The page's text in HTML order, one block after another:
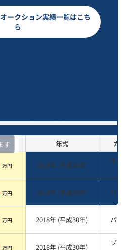
ークション実績一覧はこち
ら
す
績 年式 カラ
万円 2018年 (平成30年)
ホワ
万円 2018年 (平成30年) パール
万円 2018年 (平成30年) パール
万円 2018年 (平成30年)
ブラ